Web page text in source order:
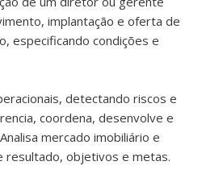
implantação e oferta de
especificando condições e
detectando riscos e
coordena, desenvolve e
mercado imobiliário e
resultado, objetivos e metas.